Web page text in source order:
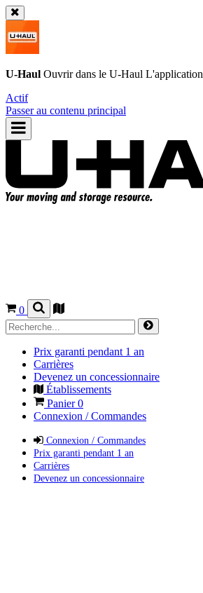
U-Haul Ouvrir dans le U-Haul L'application
Actif
Passer au contenu principal
0
Prix garanti pendant 1 an
Carrières
Devenez un concessionnaire
Établissements
Panier0
Connexion / Commandes
Connexion / Commandes
Prix garanti pendant 1 an
Carrières
Devenez un concessionnaire